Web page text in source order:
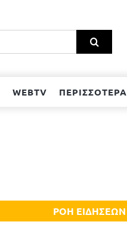
WEBTV ΠΕΡΙΣΣΟΤΕΡΑ
ΡΟΗ ΕΙΔΗΣΕΩΝ